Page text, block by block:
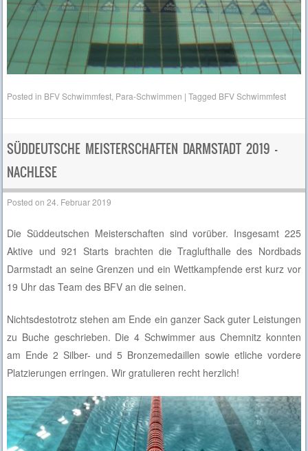
Posted in BFV Schwimmfest Para-Schwimmen |Tagged BFV Schwimmfest
SÜDDEUTSCHE MEISTERSCHAFTEN DARMSTADT 2019 –
NACHLESE
Posted on24. Februar 2019
Die Süddeutschen Meisterschaften sind vorüber. Insgesamt 225
Aktive und 921 Starts brachten die Traglufthalle des Nordbads
Darmstadt an seine Grenzen und ein Wettkampfende erst kurz vor
19 Uhr das Team des BFV an die seinen.
Nichtsdestotrotz stehen am Ende ein ganzer Sack guter Leistungen
zu Buche geschrieben. Die 4 Schwimmer aus Chemnitz konnten
am Ende 2 Silber- und 5 Bronzemedaillen sowie etliche vordere
Platzierungen erringen. Wir gratulieren recht herzlich!